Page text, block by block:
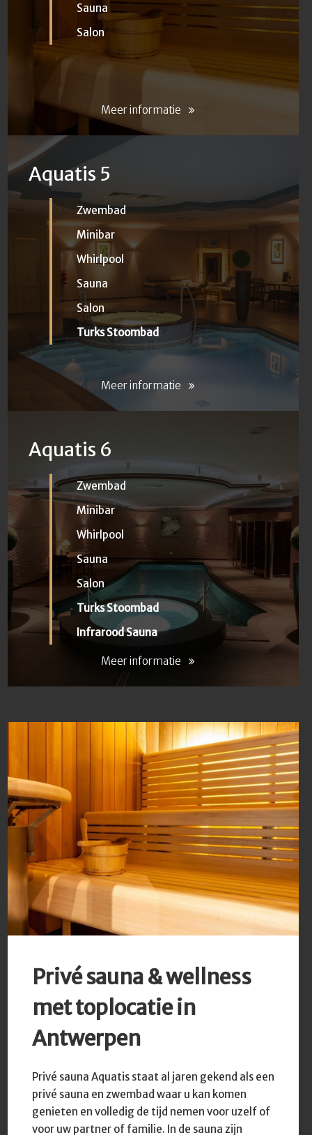
LUXE PRIVÉ SAUNA EN
WELLNESS
Alle dagen doorlopend geopend van
9:00 tot 23:00 ook zaterdag en zondag.
Afspraak maken
Sauna
Salon
Meer informatie
Aquatis 5
Zwembad
Minibar
Whirlpool
Sauna
Salon
Turks Stoombad
Meer informatie
Aquatis 6
Zwembad
Minibar
Whirlpool
Sauna
Salon
Turks Stoombad
Infrarood Sauna
Meer informatie
Privé sauna & wellness
met toplocatie in
Antwerpen
Privé sauna Aquatis staat al jaren gekend als een
privé sauna en zwembad waar u kan komen
genieten en volledig de tijd nemen voor uzelf of
voor uw partner of familie. In de sauna zijn